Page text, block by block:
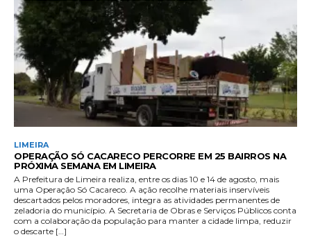
LIMEIRA
OPERAÇÃO SÓ CACARECO PERCORRE EM 25 BAIRROS NA
PRÓXIMA SEMANA EM LIMEIRA
A Prefeitura de Limeira realiza, entre os dias 10 e 14 de agosto, mais
uma Operação Só Cacareco. A ação recolhe materiais inservíveis
descartados pelos moradores, integra as atividades permanentes de
zeladoria do município. A Secretaria de Obras e Serviços Públicos conta
com a colaboração da população para manter a cidade limpa, reduzir
o descarte […]